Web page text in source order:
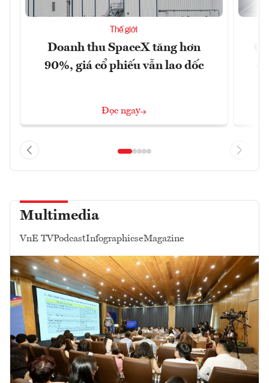
Thế giới
Doanh thu SpaceX tăng hơn
90%, giá cổ phiếu vẫn lao dốc
Đọc ngay
Multimedia
VnE TVPodcastInfographicseMagazine